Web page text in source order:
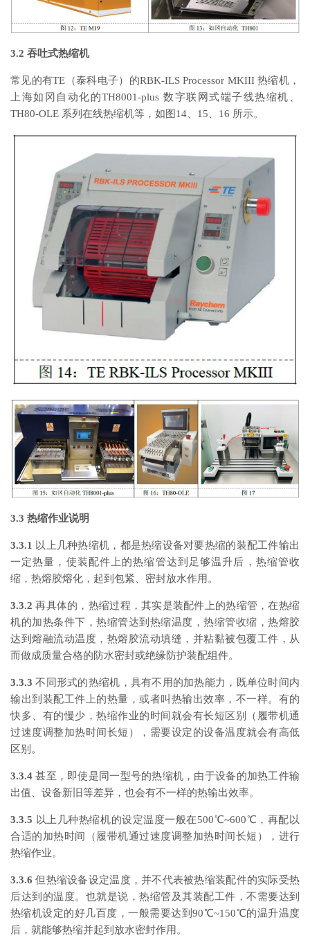
3.2 吞吐式热缩机
常见的有TE（泰科电子）的RBK-ILS Processor MKIII 热缩机，
上海如冈自动化的TH8001-plus 数字联网式端子线热缩机、
TH80-OLE 系列在线热缩机等，如图14、15、16 所示。
3.3 热缩作业说明
3.3.1
以上几种热缩机，都是热缩设备对要热缩的装配工件输出
一定热量，使装配件上的热缩管达到足够温升后，热缩管收
缩，热熔胶熔化，起到包紧、密封放水作用。
3.3.2再具体的，热缩过程，其实是装配件上的热缩管，在热缩
机的加热条件下，热缩管达到热缩温度，热缩管收缩，热熔胶
达到熔融流动温度，热熔胶流动填缝，并粘黏被包覆工件，从
而做成质量合格的防水密封或绝缘防护装配组件。
3.3.3不同形式的热缩机，具有不用的加热能力，既单位时间内
输出到装配工件上的热量，或者叫热输出效率，不一样。有的
快多、有的慢少，热缩作业的时间就会有长短区别（履带机通
过速度调整加热时间长短），需要设定的设备温度就会有高低
区别。
3.3.4甚至，即使是同一型号的热缩机，由于设备的加热工件输
出值、设备新旧等差异，也会有不一样的热输出效率。
3.3.5 以上几种热缩机的设定温度一般在500℃~600℃，再配以
合适的加热时间（履带机通过速度调整加热时间长短），进行
热缩作业。
3.3.6 但热缩设备设定温度，并不代表被热缩装配件的实际受热
后达到的温度。也就是说，热缩管及其装配工件，不需要达到
热缩机设定的好几百度，一般需要达到90℃~150℃的温升温度
后，就能够热缩并起到放水密封作用。